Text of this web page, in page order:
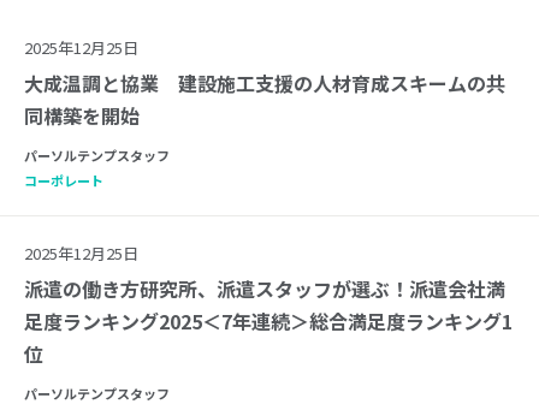
2025年12月25日
大成温調と協業 建設施工支援の人材育成スキームの共
同構築を開始
パーソルテンプスタッフ
コーポレート
2025年12月25日
派遣の働き方研究所、派遣スタッフが選ぶ！派遣会社満
足度ランキング2025＜7年連続＞総合満足度ランキング1
位
パーソルテンプスタッフ